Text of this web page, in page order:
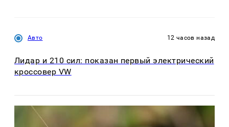
Авто 12 часов назад
Лидар и 210 сил: показан первый электрический
кроссовер VW